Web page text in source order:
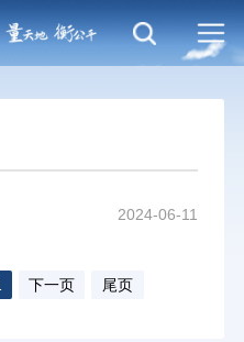
2024-06-11
下一页 尾页